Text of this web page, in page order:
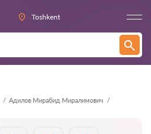
Toshkent
Адилов Мирабид Миралимович